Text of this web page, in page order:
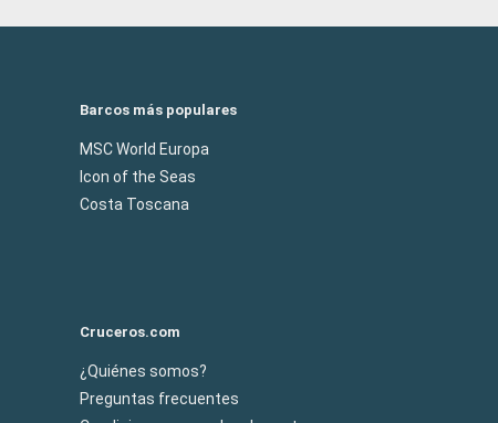
Barcos más populares
MSC World Europa
Icon of the Seas
Costa Toscana
Cruceros.com
¿Quiénes somos?
Preguntas frecuentes